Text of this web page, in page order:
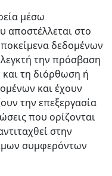
μέσω
αποστέλλεται στο
δεδομένων
την πρόσβαση
τη διόρθωση ή
και έχουν
την επεξεργασία
που ορίζονται
στην
συμφερόντων